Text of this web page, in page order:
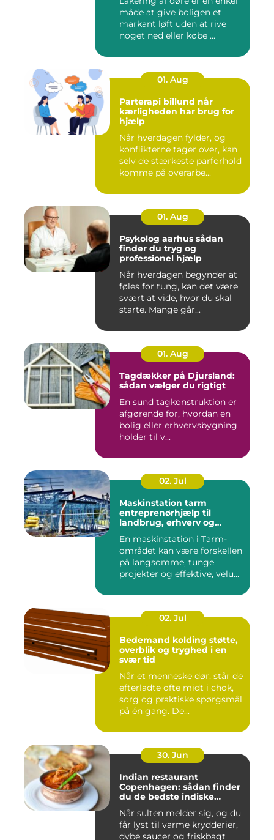
måde at give boligen et
markant løft uden at rive
noget ned eller købe ...
01. Aug
Parterapi billund når
kærligheden har brug for
hjælp
Når hverdagen fylder, og
konflikterne tager over, kan
selv de stærkeste parforhold
komme på overarbe...
01. Aug
Psykolog aarhus sådan
finder du tryg og
professionel hjælp
Når hverdagen begynder at
føles for tung, kan det være
svært at vide, hvor du skal
starte. Mange går...
01. Aug
Tagdækker på Djursland:
sådan vælger du rigtigt
En sund tagkonstruktion er
afgørende for, hvordan en
bolig eller erhvervsbygning
holder til v...
02. Jul
Maskinstation tarm
entreprenørhjælp til
landbrug, erhverv og
En maskinstation i Tarm-
området kan være forskellen
på langsomme, tunge
projekter og effektive, velu...
02. Jul
Bedemand kolding støtte,
overblik og tryghed i en
svær tid
Når et menneske dør, står de
efterladte ofte midt i chok,
sorg og praktiske spørgsmål
på én gang. De...
30. Jun
Indian restaurant
Copenhagen: sådan finder
du de bedste indiske
Når sulten melder sig, og du
får lyst til varme krydderier,
dybe saucer og friskbagt